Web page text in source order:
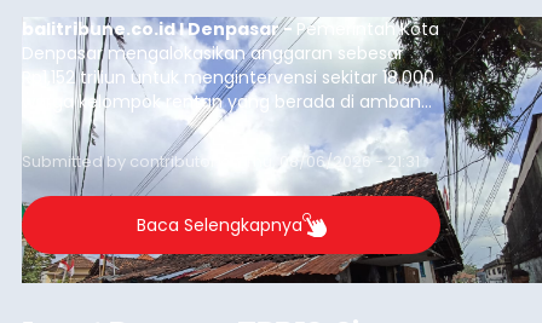
balitribune.co.id I Denpasar - Pemerintah Kota
Denpasar mengalokasikan anggaran sebesar
Rp1,152 triliun untuk mengintervensi sekitar 18.000
warga kelompok rentan yang berada di ambang
garis kemiskinan. Langkah strategis ini diambil
guna menjaga masyarakat yang berada pada
kelompok desil 5 dan 6 tersebut agar tidak
merosot ke kategori miskin.
Submitted by contributor Thu, 08/06/2026 - 21:31
Baca Selengkapnya